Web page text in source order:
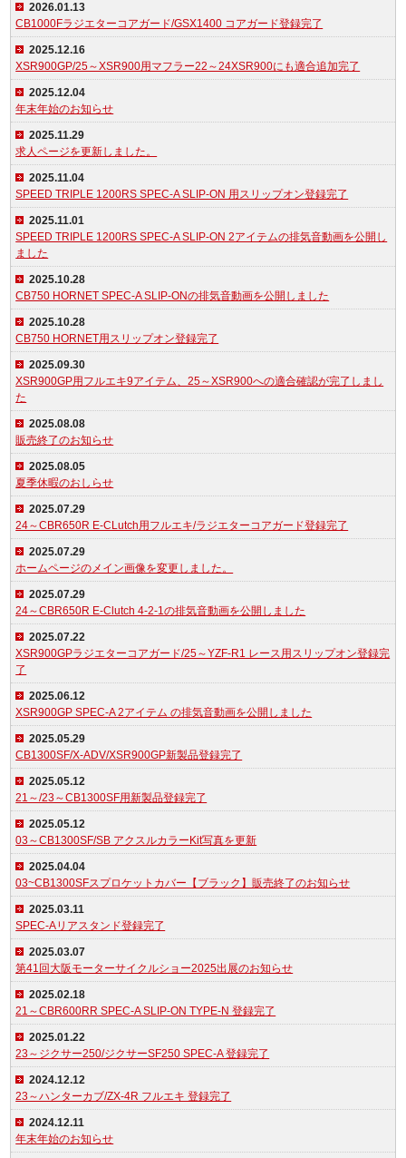
2026.01.13
CB1000Fラジエターコアガード/GSX1400 コアガード登録完了
2025.12.16
XSR900GP/25～XSR900用マフラー22～24XSR900にも適合追加完了
2025.12.04
年末年始のお知らせ
2025.11.29
求人ページを更新しました。
2025.11.04
SPEED TRIPLE 1200RS SPEC-A SLIP-ON 用スリップオン登録完了
2025.11.01
SPEED TRIPLE 1200RS SPEC-A SLIP-ON 2アイテムの排気音動画を公開し
ました
2025.10.28
CB750 HORNET SPEC-A SLIP-ONの排気音動画を公開しました
2025.10.28
CB750 HORNET用スリップオン登録完了
2025.09.30
XSR900GP用フルエキ9アイテム、25～XSR900への適合確認が完了しまし
た
2025.08.08
販売終了のお知らせ
2025.08.05
夏季休暇のおしらせ
2025.07.29
24～CBR650R E-CLutch用フルエキ/ラジエターコアガード登録完了
2025.07.29
ホームページのメイン画像を変更しました。
2025.07.29
24～CBR650R E-Clutch 4-2-1の排気音動画を公開しました
2025.07.22
XSR900GPラジエターコアガード/25～YZF-R1 レース用スリップオン登録完
了
2025.06.12
XSR900GP SPEC-A 2アイテム の排気音動画を公開しました
2025.05.29
CB1300SF/X-ADV/XSR900GP新製品登録完了
2025.05.12
21～/23～CB1300SF用新製品登録完了
2025.05.12
03～CB1300SF/SB アクスルカラーKit写真を更新
2025.04.04
03~CB1300SFスプロケットカバー【ブラック】販売終了のお知らせ
2025.03.11
SPEC-Aリアスタンド登録完了
2025.03.07
第41回大阪モーターサイクルショー2025出展のお知らせ
2025.02.18
21～CBR600RR SPEC-A SLIP-ON TYPE-N 登録完了
2025.01.22
23～ジクサー250/ジクサーSF250 SPEC-A 登録完了
2024.12.12
23～ハンターカブ/ZX-4R フルエキ 登録完了
2024.12.11
年末年始のお知らせ